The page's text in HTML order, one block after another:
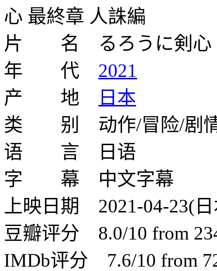
心 最終章 人誅編
片 名 るろうに剣心
年 代 2021
产 地
日本
类 别 动作/冒险/剧
语 言 日语
字 幕 中文字幕
上映日期 2021-04-23(
豆瓣评分 8.0/10 from
IMDb评分 7.6/10 from